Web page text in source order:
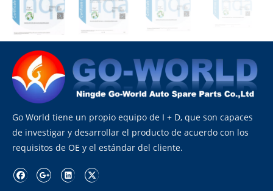
Go World tiene un propio equipo de I + D, que son capaces
de investigar y desarrollar el producto de acuerdo con los
requisitos de OE y el estándar del cliente.